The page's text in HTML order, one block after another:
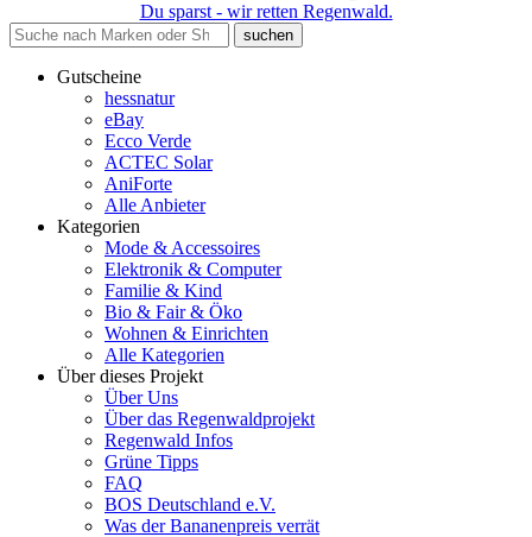
Du sparst - wir retten Regenwald.
suchen
Gutscheine
hessnatur
eBay
Ecco Verde
ACTEC Solar
AniForte
Alle Anbieter
Kategorien
Mode & Accessoires
Elektronik & Computer
Familie & Kind
Bio & Fair & Öko
Wohnen & Einrichten
Alle Kategorien
Über dieses Projekt
Über Uns
Über das Regenwaldprojekt
Regenwald Infos
Grüne Tipps
FAQ
BOS Deutschland e.V.
Was der Bananenpreis verrät